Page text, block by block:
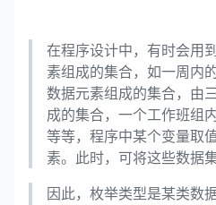
在程序设计中，有时会用
素组成的集合，如一周内
数据元素组成的集合，由
成的集合，一个工作班组
等等，程序中某个变量取
素。此时，可将这些数据
因此，枚举类型是某类数